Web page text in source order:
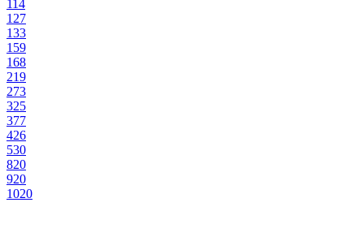
114
127
133
159
168
219
273
325
377
426
530
820
920
1020